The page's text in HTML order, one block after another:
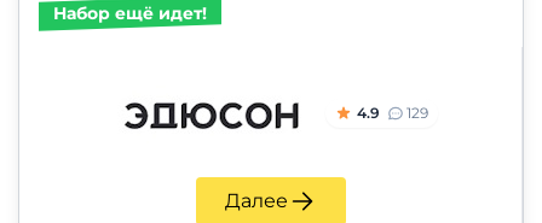
Набор ещё идет!
4.9 129
Далее